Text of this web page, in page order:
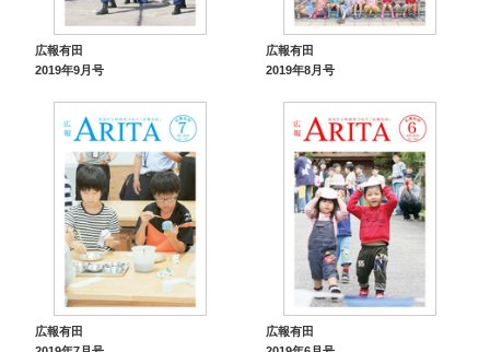
広報有田
2019年9月号
広報有田
2019年8月号
広報有田
広報有田